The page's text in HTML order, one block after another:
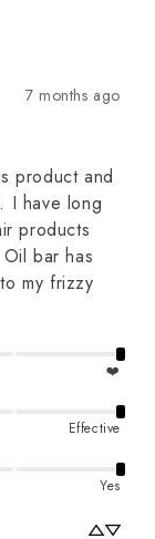
7 months ago
product and
I have long
products
bar has
my frizzy
❤️
Effective
Yes